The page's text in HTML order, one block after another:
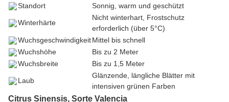
Standort
Sonnig, warm und geschützt
Winterhärte
Nicht winterhart, Frostschutz
erforderlich (über 5°C)
WuchsgeschwindigkeitMittel bis schnell
Wuchshöhe
Bis zu 2 Meter
Wuchsbreite
Bis zu 1,5 Meter
Laub
Glänzende, längliche Blätter mit
intensiven grünen Farben
Citrus Sinensis, Sorte Valencia